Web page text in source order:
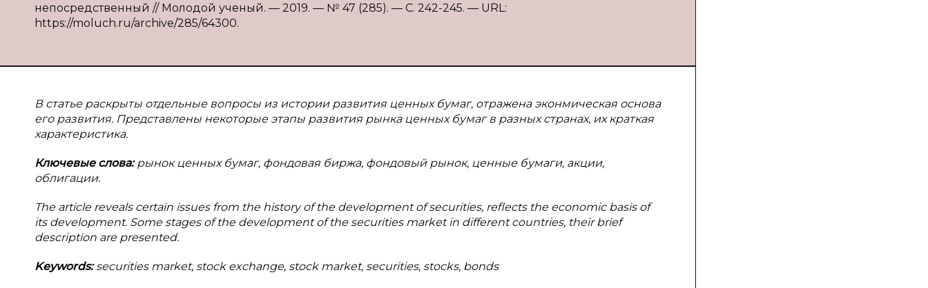
непосредственный // Молодой ученый. — 2019. — № 47 (285). — С. 242-245. — URL:
https://moluch.ru/archive/285/64300.
В статье раскрыты отдельные вопросы из истории развития ценных бумаг, отражена эконмическая основа
его развития. Представлены некоторые этапы развития рынка ценных бумаг в разных странах, их краткая
характеристика.
Ключевые слова:рынок ценных бумаг, фондовая биржа, фондовый рынок, ценные бумаги, акции,
облигации.
The article reveals certain issues from the history of the development of securities, reflects the economic basis of
its development. Some stages of the development of the securities market in different countries, their brief
description are presented.
Keywords:securities market, stock exchange, stock market, securities, stocks, bonds